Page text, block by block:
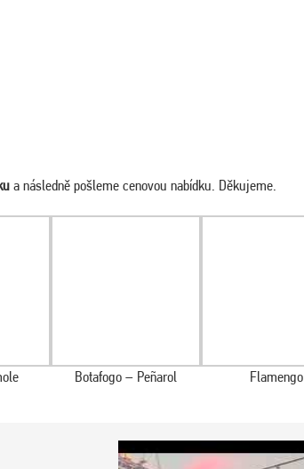
a následně pošleme cenovou nabídku. Děkujeme.
Botafogo – Peñarol Flamengo